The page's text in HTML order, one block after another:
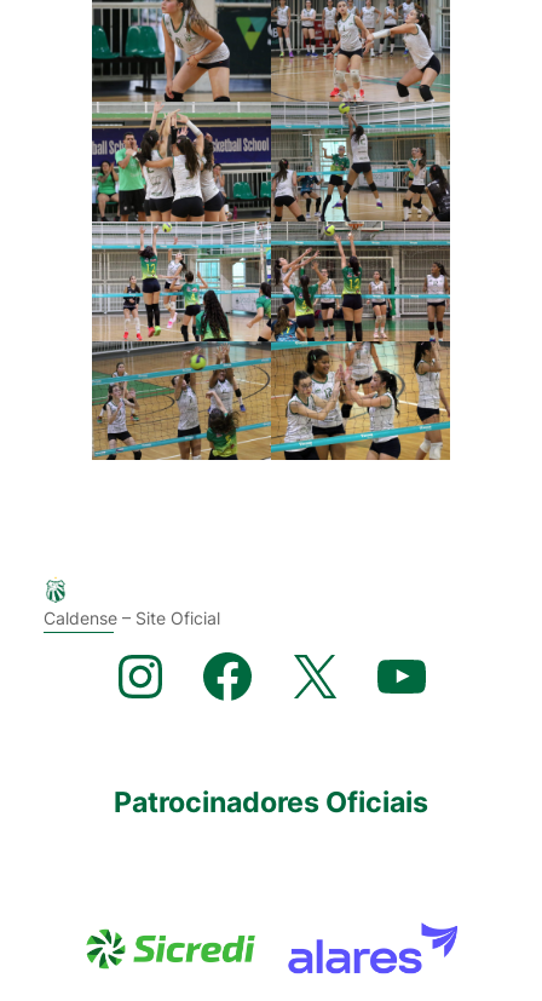
Caldense – Site Oficial
Instagram Facebook X YouTube
Patrocinadores Oficiais